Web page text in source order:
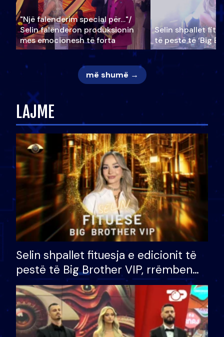
"Një falenderim special për…"/
Selin falënderon produksionin
mes emocionesh të forta
Selin shpallet
të pestë të ‘Big
më shumë →
LAJME
Selin shpallet fituesja e edicionit të
pestë të Big Brother VIP, rrëmben
çmimin e madh prej 100 mijë eurosh